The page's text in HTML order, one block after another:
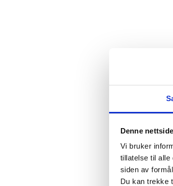
Denne
Vi bruker
tillatelse til
siden av
Du kan trekke